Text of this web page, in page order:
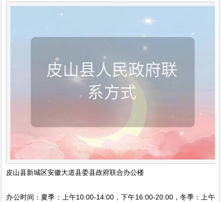
皮山县新城区安徽大道县委县政府联合办公楼
办公时间：夏季：上午10:00-14:00，下午16:00-20:00，冬季：上午